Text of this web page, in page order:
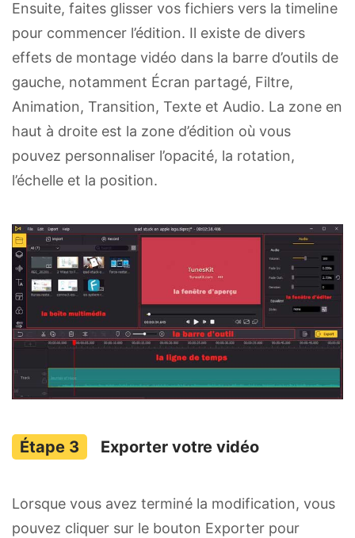
Ensuite, faites glisser vos fichiers vers la timeline
pour commencer l’édition. Il existe de divers
effets de montage vidéo dans la barre d’outils de
gauche, notamment Écran partagé, Filtre,
Animation, Transition, Texte et Audio. La zone en
haut à droite est la zone d’édition où vous
pouvez personnaliser l’opacité, la rotation,
l’échelle et la position.
Exporter votre vidéo
Lorsque vous avez terminé la modification, vous
pouvez cliquer sur le bouton Exporter pour